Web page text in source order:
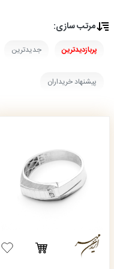
مرتب‌ سازی:
پربازدیدترین جدیدترین
پیشنهاد خریداران